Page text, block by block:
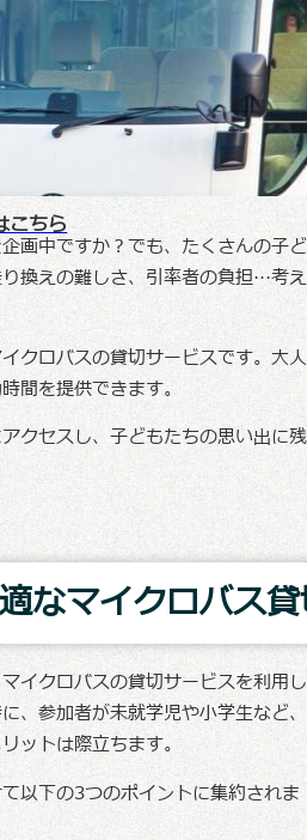
こちら
画中ですか？でも、たくさんの子
換えの難しさ、引率者の負担…考
クロバスの貸切サービスです。大
間を提供できます。
クセスし、子どもたちの思い出に
なマイクロバス
イクロバスの貸切サービスを利用し
、参加者が未就学児や小学生など、
ットは際立ちます。
以下の3つのポイントに集約されま